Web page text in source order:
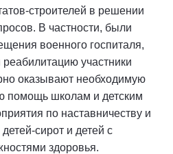
строителей в решении
В частности, были
военного госпиталя,
реабилитацию участники
оказывают необходимую
помощь школам и детским
по наставничеству и
сирот и детей с
здоровья.